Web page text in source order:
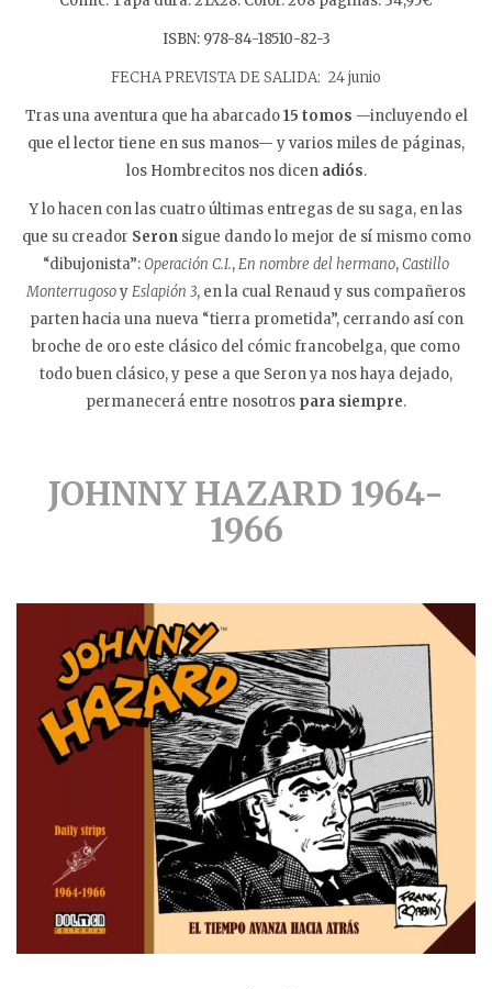
ISBN: 978-84-18510-82-3
FECHA PREVISTA DE SALIDA: 24 junio
Tras una aventura que ha abarcado15 tomos —incluyendo el
que el lector tiene en sus manos— y varios miles de páginas,
los Hombrecitos nos dicen adiós.
Y lo hacen con las cuatro últimas entregas de su saga, en las
que su creador Seron sigue dando lo mejor de sí mismo como
“dibujonista”:Operación C.I.,En nombre del hermano,Castillo
MonterrugosoyEslapión 3, en la cual Renaud y sus compañeros
parten hacia una nueva “tierra prometida”, cerrando así con
broche de oro este clásico del cómic francobelga, que como
todo buen clásico, y pese a que Seron ya nos haya dejado,
permanecerá entre nosotros para siempre.
JOHNNY HAZARD 1964-
1966